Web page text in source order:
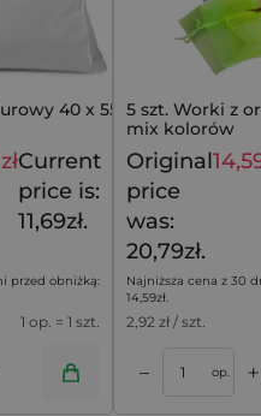
40 x 55 cm
13,69 zł
złCurrent
price is:
11,69zł.
przed obniżką:
1 op. = 1 szt.
5 szt. Worki z
mix kolorów
Original
price
was:
20,79zł.
Najniższa cena z 30
14,59zł
2,92 zł / szt.
– op. +
Dodaj